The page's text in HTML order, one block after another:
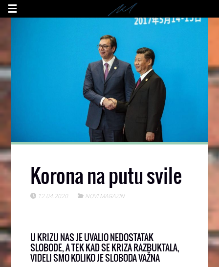
Korona na putu svile
12.04.2020 NOVI MAGAZIN
U KRIZU NAS JE UVALIO NEDOSTATAK
SLOBODE, A TEK KAD SE KRIZA RAZBUKTALA,
VIDELI SMO KOLIKO JE SLOBODA VAŽNA